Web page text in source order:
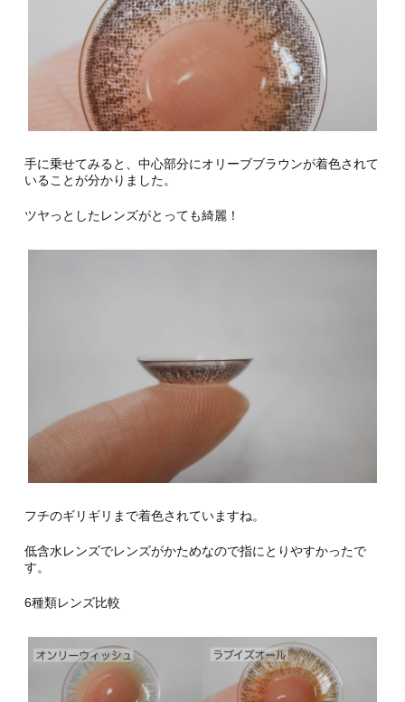
手に乗せてみると、中心部分にオリーブブラウンが着色されて
いることが分かりました。
ツヤっとしたレンズがとっても綺麗！
フチのギリギリまで着色されていますね。
低含水レンズでレンズがかためなので指にとりやすかったで
す。
6種類レンズ比較